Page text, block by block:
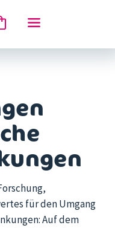
für den Umgang
Auf dem